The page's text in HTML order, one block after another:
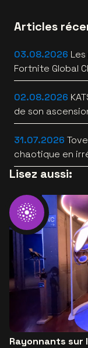
Articles
03.08.2026
Fortnite Global
àau Lotto Arena
02.08.2026
de son
WILD HEARTS
31.07.2026
chaotique en
Lisez aussi:
Rayonnants sur